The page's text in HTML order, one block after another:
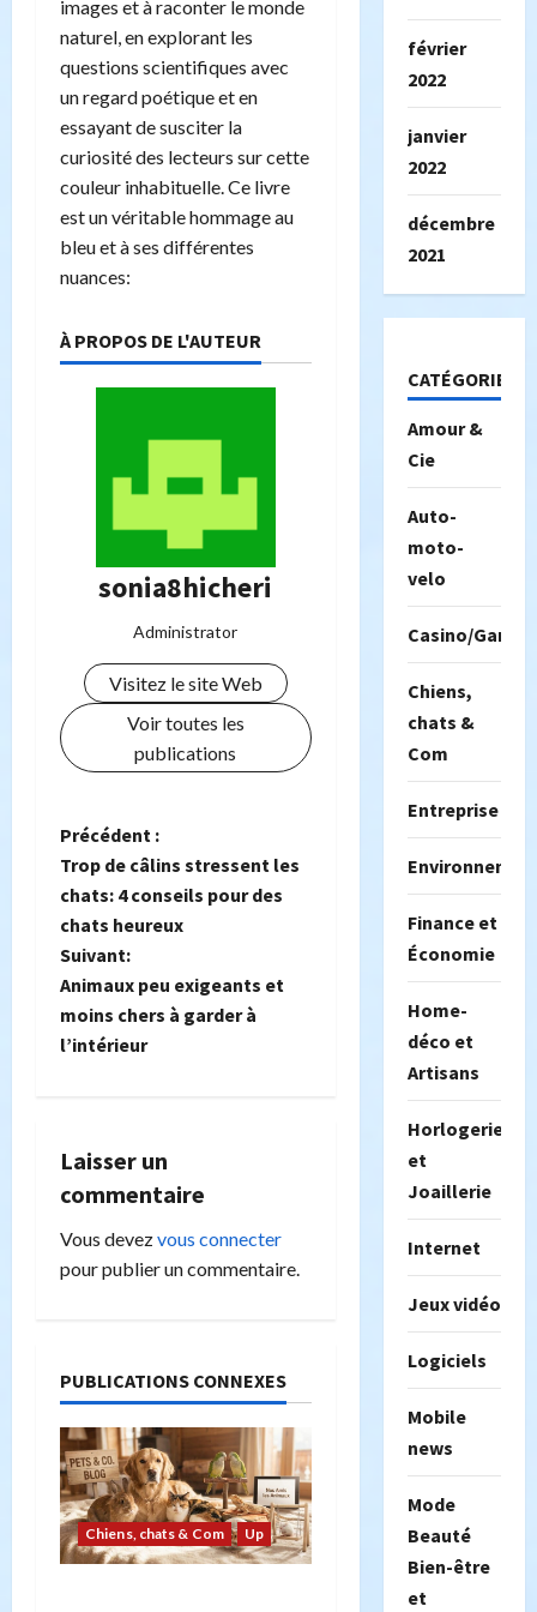
images et à raconter le monde
naturel, en explorant les
questions scientifiques avec
un regard poétique et en
essayant de susciter la
curiosité des lecteurs sur cette
couleur inhabituelle. Ce livre
est un véritable hommage au
bleu et à ses différentes
nuances:
À PROPOS DE L'AUTEUR
sonia8hicheri
Administrator
Visitez le site Web
Voir toutes les
publications
N
a
v
i
g
t
i
o
’
a
r
t
Précédent :
Trop de câlins stressent les
chats: 4 conseils pour des
chats heureux
Suivant:
Animaux peu exigeants et
moins chers à garder à
l’intérieur
Laisser un
commentaire
Vous devezvous connecter
pour publier un commentaire.
PUBLICATIONS CONNEXES
Chiens, chats & Com Up
février
2022
janvier
2022
décembre
2021
CATÉGORIES
Amour &
Cie
Auto-
moto-
velo
Casino/
Chiens,
chats &
Com
Entreprise
Finance et
Économie
Home-
déco et
Artisans
Horlogerie
et
Joaillerie
Internet
Jeux vidéo
Logiciels
Mobile
news
Mode
Beauté
Bien-être
et